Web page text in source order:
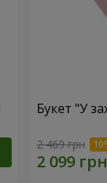
Букет "У
2 469 грн